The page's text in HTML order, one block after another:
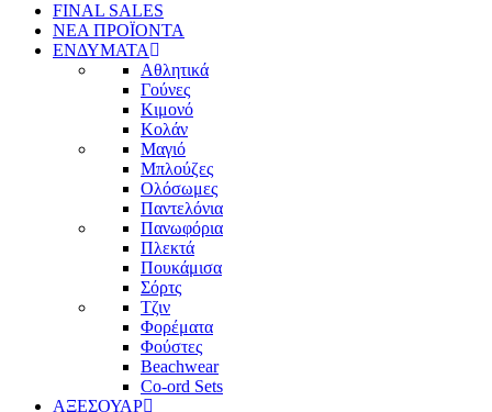
FINAL SALES
ΝΕΑ ΠΡΟΪΟΝΤΑ
ΕΝΔΥΜΑΤΑ
Αθλητικά
Γούνες
Κιμονό
Κολάν
Μαγιό
Μπλούζες
Ολόσωμες
Παντελόνια
Πανωφόρια
Πλεκτά
Πουκάμισα
Σόρτς
Τζιν
Φορέματα
Φούστες
Beachwear
Co-ord Sets
ΑΞΕΣΟΥΑΡ